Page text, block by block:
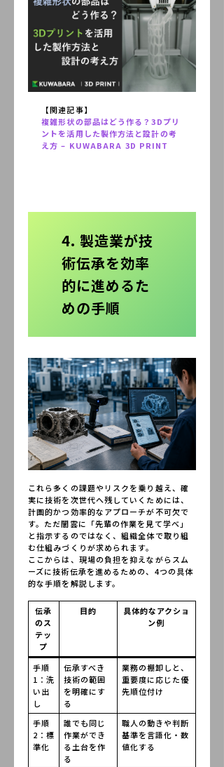
【関連記事】
複雑形状の部品はどう作る？3Dプリ
ントを活用した製作方法と設計の考
え方 – KUWABARA 3D PRINT
4. 製造業が技
術伝承を効率
的に進めるた
めの手順
これら多くの課題やリスクを乗り越え、確
実に技術を次世代へ残していくためには、
計画的かつ効率的なアプローチが不可欠で
す。ただ闇雲に「先輩の作業を見て学べ」
と指示するのではなく、組織全体で取り組
む仕組みづくりが求められます。
ここからは、現場の負担を抑えながらスム
ーズに技術伝承を進めるための、4つの具体
的な手順を解説します。
伝承
のス
テッ
プ
目的
具体的なアクショ
ン例
手順
1：洗
い出
し
伝承すべき
技術の範囲
を明確にす
る
業務の棚卸しと、
重要度に応じた優
先順位付け
手順
2：標
準化
誰でも同じ
作業ができ
る土台を作
る
職人の動きや判断
基準を言語化・数
値化する